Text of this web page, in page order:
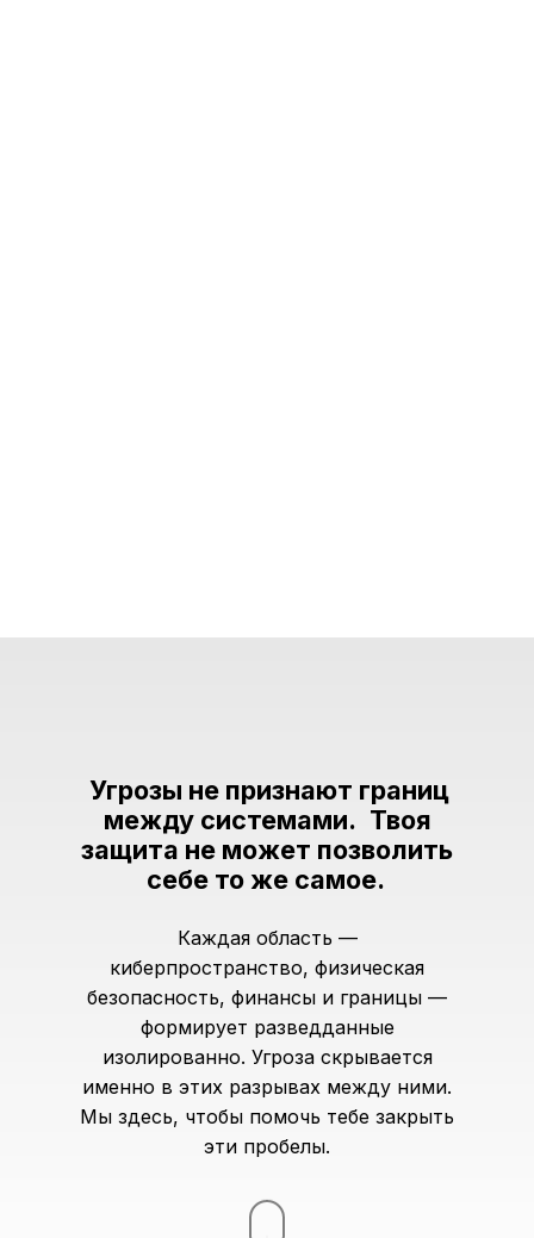
Угрозы не признают границ
между системами. Твоя
защита не может позволить
себе то же самое.
Каждая область —
киберпространство, физическая
безопасность, финансы и границы —
формирует разведданные
изолированно. Угроза скрывается
именно в этих разрывах между ними.
Мы здесь, чтобы помочь тебе закрыть
эти пробелы.